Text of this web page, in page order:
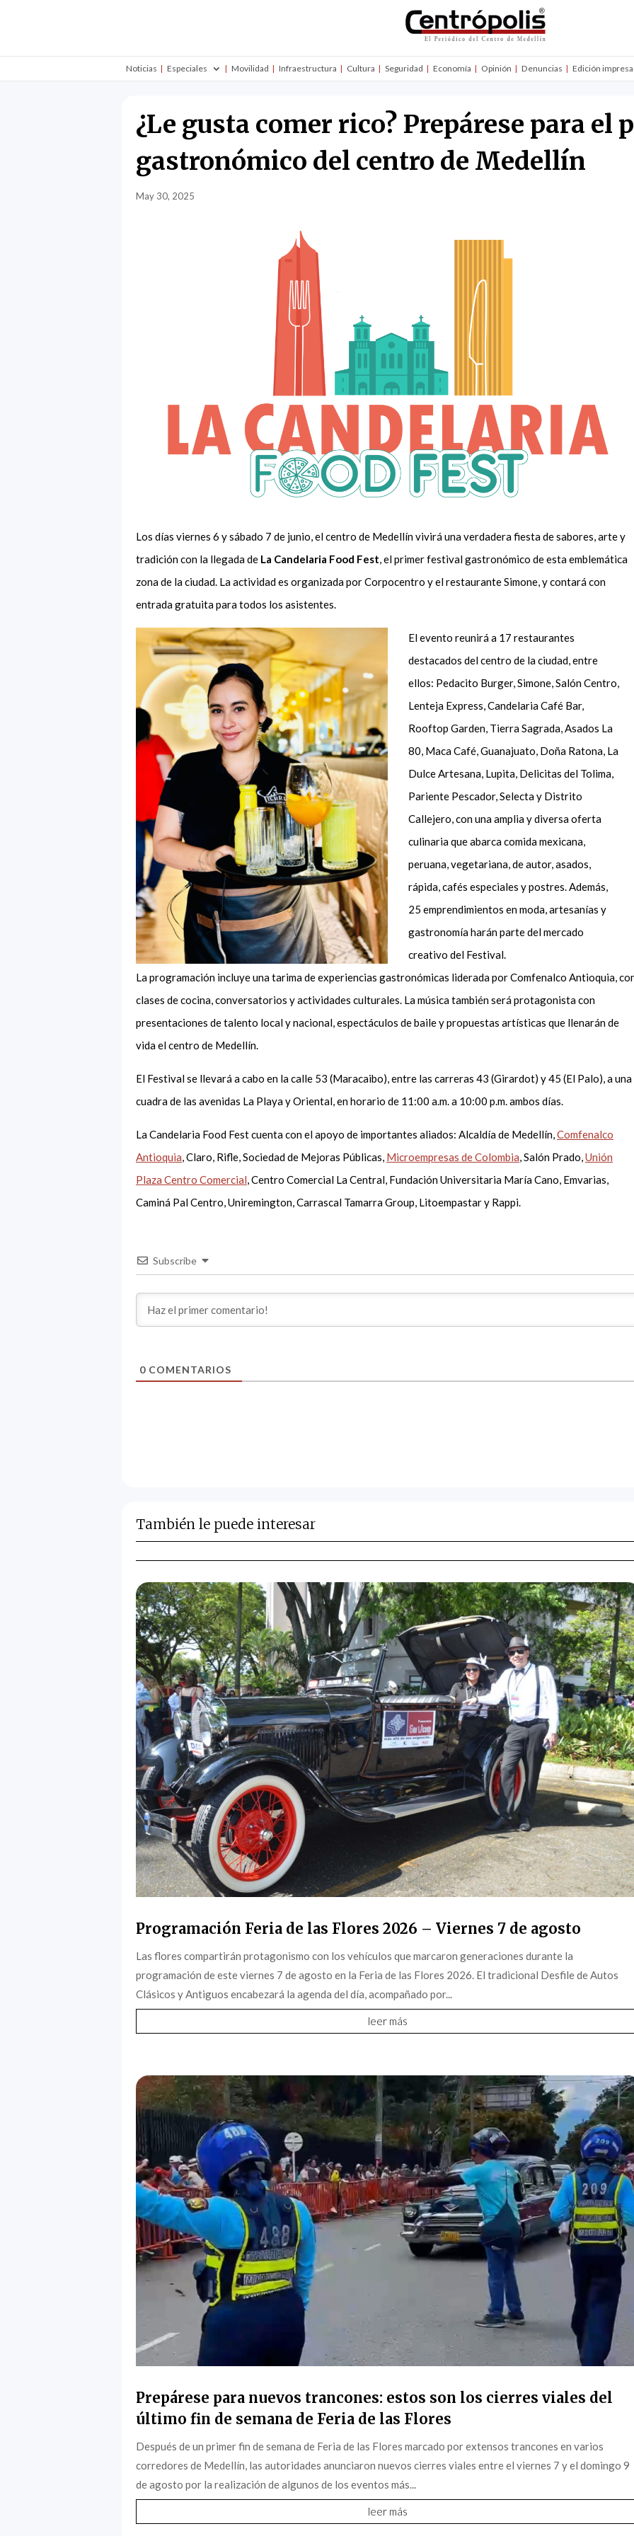
Noticias Especiales Movilidad Infraestructura Cultura Seguridad Economía Opinión Denuncias Edición impresa
¿Le gusta comer rico? Prepárese para
gastronómico del centro de Medellín
May 30, 2025
Los días viernes 6 y sábado 7 de junio, el centro de Medellín vivirá una verdadera fiesta de sabores, arte y
tradición con la llegada de La Candelaria Food Fest, el primer festival gastronómico de esta emblemática
zona de la ciudad. La actividad es organizada por Corpocentro y el restaurante Simone, y contará con
entrada gratuita para todos los asistentes.
El evento reunirá a 17 restaurantes
destacados del centro de la ciudad, entre
ellos: Pedacito Burger, Simone, Salón Centro,
Lenteja Express, Candelaria Café Bar,
Rooftop Garden, Tierra Sagrada, Asados La
80, Maca Café, Guanajuato, Doña Ratona, La
Dulce Artesana, Lupita, Delicitas del Tolima,
Pariente Pescador, Selecta y Distrito
Callejero, con una amplia y diversa oferta
culinaria que abarca comida mexicana,
peruana, vegetariana, de autor, asados,
rápida, cafés especiales y postres. Además,
25 emprendimientos en moda, artesanías y
gastronomía harán parte del mercado
creativo del Festival.
La programación incluye una tarima de experiencias gastronómicas liderada por Comfenalco Antioquia,
clases de cocina, conversatorios y actividades culturales. La música también será protagonista con
presentaciones de talento local y nacional, espectáculos de baile y propuestas artísticas que llenarán de
vida el centro de Medellín.
El Festival se llevará a cabo en la calle 53 (Maracaibo), entre las carreras 43 (Girardot) y 45 (El Palo), a una
cuadra de las avenidas La Playa y Oriental, en horario de 11:00 a.m. a 10:00 p.m. ambos días.
La Candelaria Food Fest cuenta con el apoyo de importantes aliados: Alcaldía de Medellín,Comfenalco
Antioquia, Claro, Rifle, Sociedad de Mejoras Públicas, Microempresas de Colombia, Salón Prado,Unión
Plaza Centro Comercial, Centro Comercial La Central, Fundación Universitaria María Cano, Emvarias,
Caminá Pal Centro, Uniremington, Carrascal Tamarra Group, Litoempastar y Rappi.
Subscribe
0 COMENTARIOS
También le puede interesar
Programación Feria de las Flores 2026 – Viernes 7 de agosto
Las flores compartirán protagonismo con los vehículos que marcaron generaciones durante la
programación de este viernes 7 de agosto en la Feria de las Flores 2026. El tradicional Desfile de Autos
Clásicos y Antiguos encabezará la agenda del día, acompañado por...
leer más
Prepárese para nuevos trancones: estos son los cierres viales del
último fin de semana de Feria de las Flores
Después de un primer fin de semana de Feria de las Flores marcado por extensos trancones en varios
corredores de Medellín, las autoridades anunciaron nuevos cierres viales entre el viernes 7 y el domingo 9
de agosto por la realización de algunos de los eventos más...
leer más